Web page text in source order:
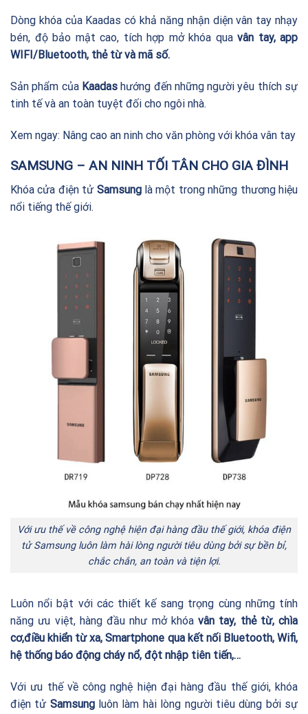
Dòng khóa của Kaadas có khả năng nhận diện vân tay nhạy
bén, độ bảo mật cao, tích hợp mở khóa qua vân tay, app
WIFI/Bluetooth, thẻ từ và mã số.
Sản phẩm của Kaadashướng đến những người yêu thích sự
tinh tế và an toàn tuyệt đối cho ngôi nhà.
Xem ngay: Nâng cao an ninh cho văn phòng với khóa vân tay
SAMSUNG – AN NINH TỐI TÂN CHO GIA ĐÌNH
Khóa cửa điện tử Samsunglà một trong những thương hiệu
nổi tiếng thế giới.
Với ưu thế về công nghệ hiện đại hàng đầu thế giới, khóa điện
tử Samsung luôn làm hài lòng người tiêu dùng bởi sự bền bỉ,
chắc chắn, an toàn và tiện lợi.
Luôn nổi bật với các thiết kế sang trọng cùng những tính
năng ưu việt, hàng đầu như mở khóa vân tay, thẻ từ, chìa
cơ,điều khiển từ xa, Smartphone qua kết nối Bluetooth, Wifi,
hệ thống báo động cháy nổ, đột nhập tiên tiến,…
Với ưu thế về công nghệ hiện đại hàng đầu thế giới, khóa
điện tử Samsungluôn làm hài lòng người tiêu dùng bởi sự